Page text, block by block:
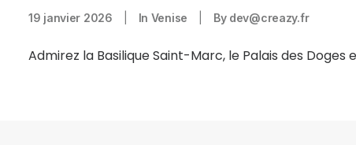
19 janvier 2026 In Venise By dev@creazy.fr
Admirez la Basilique Saint-Marc, le Palais des